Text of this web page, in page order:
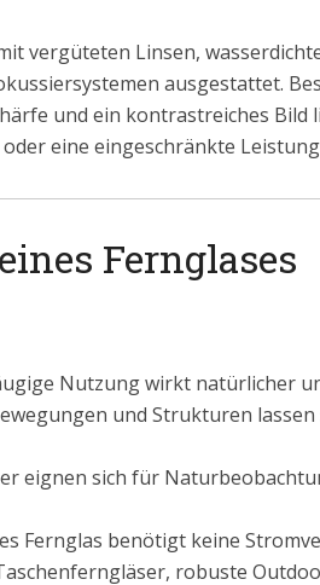
vergüteten Linsen,
ausgestattet.
und ein kontrastreiches
eine eingeschränkte
Fernglases
Nutzung wirkt natürlicher
und Strukturen
eignen sich für
Fernglas benötigt keine
robuste